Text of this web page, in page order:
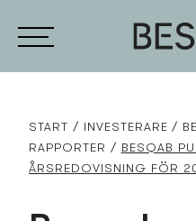
START INVESTERARE
RAPPORTER
BESQAB
ÅRSREDOVISNING FÖR